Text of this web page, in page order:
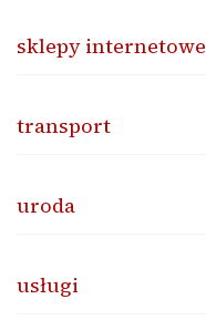
sklepy internetowe
transport
uroda
usługi